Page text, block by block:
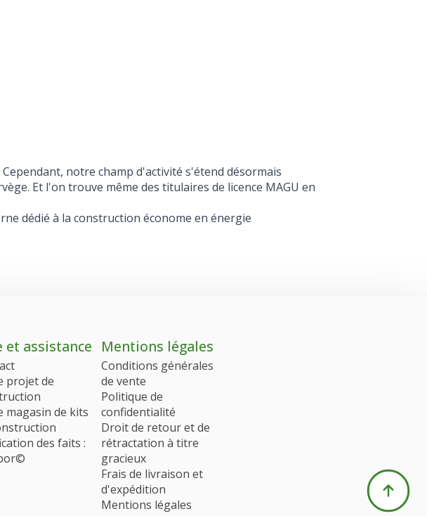
notre champ d'activité s'étend désormais
Et l'on trouve même des titulaires de licence MAGU en
et assistance
projet de
magasin de kits
des faits :
Mentions légales
Conditions générales
de vente
Politique de
confidentialité
Droit de retour et de
rétractation à titre
gracieux
Frais de livraison et
d'expédition
Mentions légales